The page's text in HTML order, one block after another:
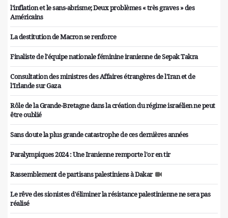
l'inflation et le sans-abrisme; Deux problèmes « très graves » des
Américains
La destitution de Macron se renforce
Finaliste de l'équipe nationale féminine iranienne de Sepak Takra
Consultation des ministres des Affaires étrangères de l'Iran et de
l'Irlande sur Gaza
Rôle de la Grande-Bretagne dans la création du régime israélien ne peut
être oublié
Sans doute la plus grande catastrophe de ces dernières années
Paralympiques 2024 : Une Iranienne remporte l'or en tir
Rassemblement de partisans palestiniens à Dakar
Le rêve des sionistes d'éliminer la résistance palestinienne ne sera pas
réalisé